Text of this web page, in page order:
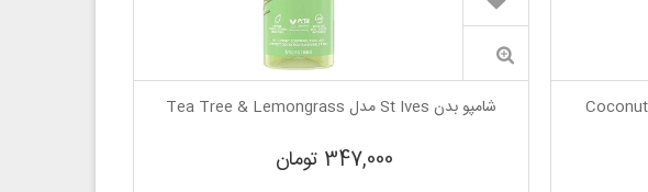
شامپو بدن St Ives مدل Tea Tree & Lemongrass
347,000 تومان